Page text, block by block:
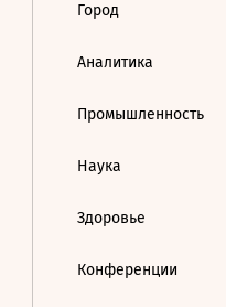
Город
Аналитика
Промышленность
Наука
Здоровье
Конференции